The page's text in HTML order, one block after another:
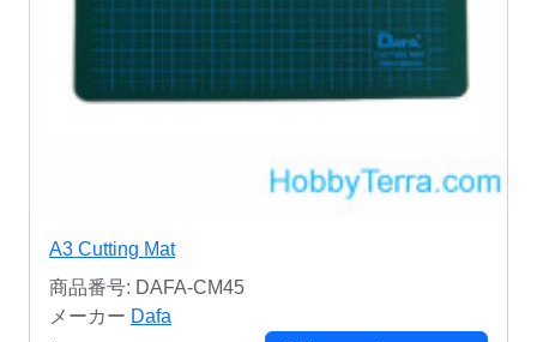
A3 Cutting Mat
商品番号: DAFA-CM45
メーカー Dafa